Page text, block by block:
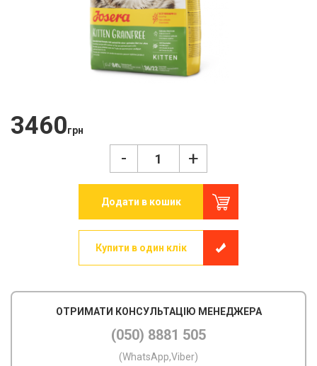
3460грн
- +
Додати в кошик
Купити в один клік
ОТРИМАТИ КОНСУЛЬТАЦІЮ МЕНЕДЖЕРА
(050) 8881 505
(WhatsApp,Viber)